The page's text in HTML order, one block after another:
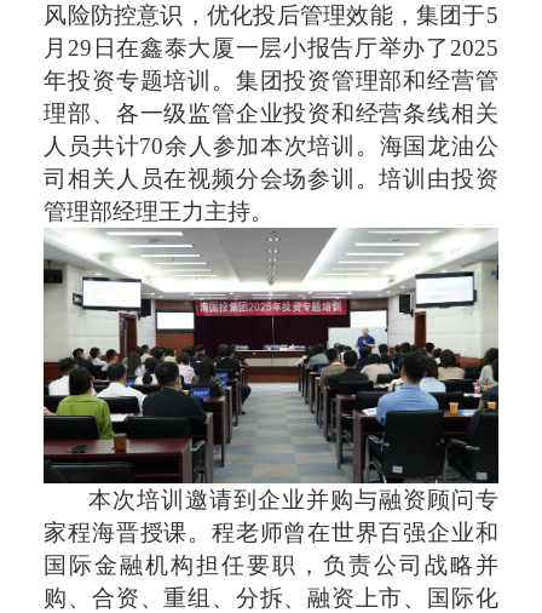
风险防控意识，优化投后管理效能，集团于5
月29 日在鑫泰大厦一层小报告厅举办了 2025
年投资专题培训。集团投资管理部和经营管
理部、各一级监管企业投资和经营条线相关
人员共计70余人参加本次培训。海国龙油公
司相关人员在视频分会场参训。培训由投资
管理部经理王力主持。
本次培训邀请到企业并购与融资顾问专
家程海晋授课。程老师曾在世界百强企业和
国际金融机构担任要职，负责公司战略并
购、合资、重组、分拆、融资上市、国际化